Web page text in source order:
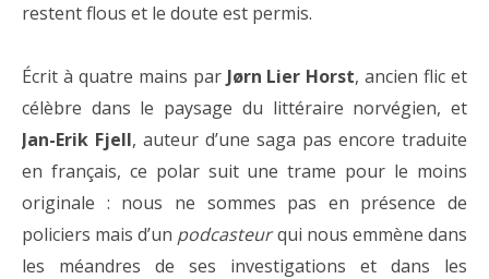
restent flous et le doute est permis.
Écrit à quatre mains par Jørn Lier Horst, ancien flic et
célèbre dans le paysage du littéraire norvégien, et
Jan-Erik Fjell, auteur d’une saga pas encore traduite
en français, ce polar suit une trame pour le moins
originale : nous ne sommes pas en présence de
policiers mais d’un podcasteurqui nous emmène dans
les méandres de ses investigations et dans les